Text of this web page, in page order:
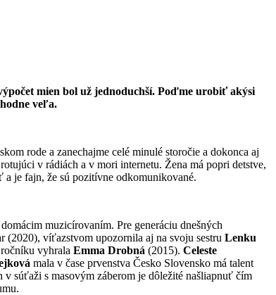
mien bol už jednoduchší. Poďme urobiť akýsi
veľa.
rode a zanechajme celé minulé storočie a dokonca aj
v rádiách a v mori internetu. Žena má popri detstve,
je fajn, že sú pozitívne odkomunikované.
muzicírovaním. Pre generáciu dnešných
(2020), víťazstvom upozornila aj na svoju sestru Lenku
vyhrala Emma Drobná (2015). Celeste
mala v čase prvenstva Česko Slovensko má talent
súťaži s masovým záberom je dôležité našliapnuť čím